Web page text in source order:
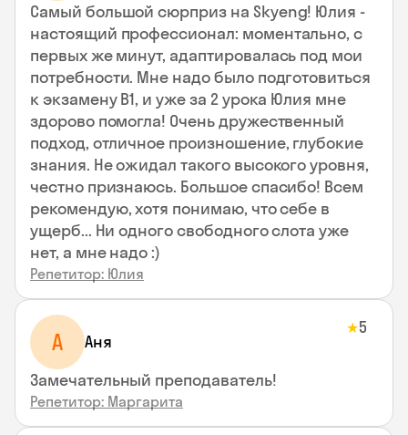
Самый большой сюрприз на Skyeng! Юлия -
настоящий профессионал: моментально, с
первых же минут, адаптировалась под мои
потребности. Мне надо было подготовиться
к экзамену В1, и уже за 2 урока Юлия мне
здорово помогла! Очень дружественный
подход, отличное произношение, глубокие
знания. Не ожидал такого высокого уровня,
честно признаюсь. Большое спасибо! Всем
рекомендую, хотя понимаю, что себе в
ущерб... Ни одного свободного слота уже
нет, а мне надо :)
Репетитор: Юлия
А Аня
★5
Замечательный преподаватель!
Репетитор: Маргарита